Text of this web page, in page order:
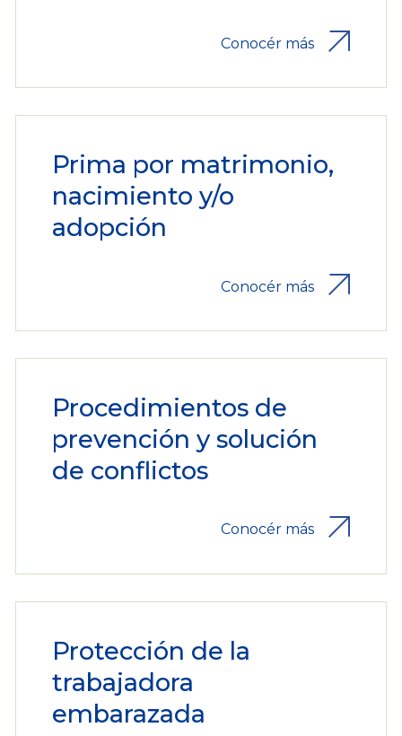
Conocér más
Prima por matrimonio,
nacimiento y/o
adopción
Conocér más
Procedimientos de
prevención y solución
de conflictos
Conocér más
Protección de la
trabajadora
embarazada